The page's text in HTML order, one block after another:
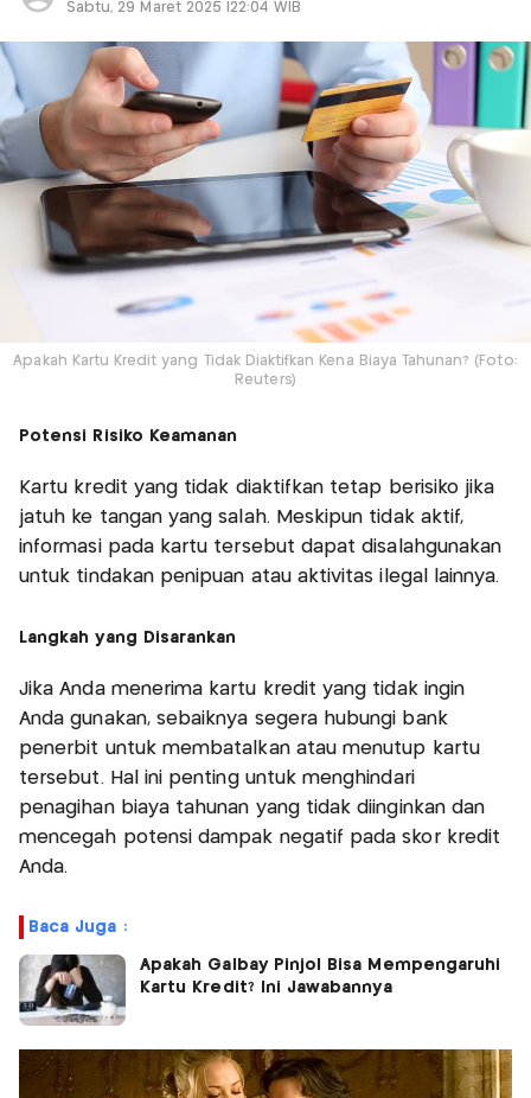
Sabtu, 29 Maret 2025 |22:04 WIB
Apakah Kartu Kredit yang Tidak Diaktifkan Kena Biaya Tahunan? (Foto:
Reuters)
Potensi Risiko Keamanan
Kartu kredit yang tidak diaktifkan tetap berisiko jika
jatuh ke tangan yang salah. Meskipun tidak aktif,
informasi pada kartu tersebut dapat disalahgunakan
untuk tindakan penipuan atau aktivitas ilegal lainnya. ​
Langkah yang Disarankan
Jika Anda menerima kartu kredit yang tidak ingin
Anda gunakan, sebaiknya segera hubungi bank
penerbit untuk membatalkan atau menutup kartu
tersebut. Hal ini penting untuk menghindari
penagihan biaya tahunan yang tidak diinginkan dan
mencegah potensi dampak negatif pada skor kredit
Anda. ​
Baca Juga :
Apakah Galbay Pinjol Bisa Mempengaruhi
Kartu Kredit? Ini Jawabannya